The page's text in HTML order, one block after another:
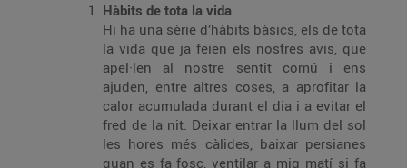
Hàbits de tota la vida
Hi ha una sèrie d’hàbits bàsics, els de tota
la vida que ja feien els nostres avis, que
apel·len al nostre sentit comú i ens
ajuden, entre altres coses, a aprofitar la
calor acumulada durant el dia i a evitar el
fred de la nit. Deixar entrar la llum del sol
les hores més càlides, baixar persianes
quan es fa fosc, ventilar a mig matí si fa